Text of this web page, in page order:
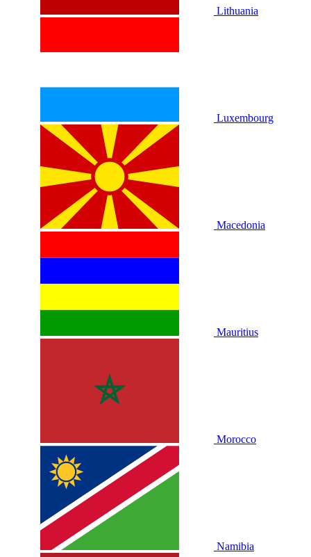
Lithuania
Luxembourg
Macedonia
Mauritius
Morocco
Namibia